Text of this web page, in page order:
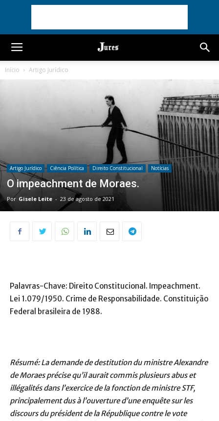
Início Artigo Jurídico
Artigo Jurídico Ciência Política Direito Constitucional Notícias
O impeachment de Moraes.
Por Gisele Leite - 23 de agosto de 2021
Palavras-Chave: Direito Constitucional. Impeachment.
Lei 1.079/1950. Crime de Responsabilidade. Constituição
Federal brasileira de 1988.
Résumé: La demande de destitution du ministre Alexandre
de Moraes précise qu’il aurait commis plusieurs abus et
illégalités dans l’exercice de la fonction de ministre STF,
principalement dus à l’ouverture d’une enquête sur les
discours du président de la République contre le vote